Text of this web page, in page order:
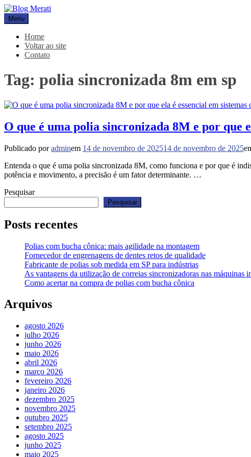
Pular
para
o
conteúdo
Blog Merati
Líder na fabricação de peças para Indústrias
Menu
Home
Voltar ao site
Contato
Tag: polia sincronizada 8m em sp
O que é uma polia sincronizada 8M e por que
Publicado poradminem 14 de novembro de 202514 de novembro de 2025
Entenda o que é uma polia sincronizada 8M, como funciona e por que é
potência e movimento, a precisão é um fator determinante. …
Pesquisar
Pesquisar
Posts recentes
Polias com bucha cônica: mais agilidade na montagem
Fornecedor de engrenagens de dentes retos de qualidade
Fabricante de polias sob medida em SP para indústrias
As vantagens da utilização de correias sincronizadoras nas máquinas
Como acertar na compra de polias com bucha cônica
Arquivos
agosto 2026
julho 2026
junho 2026
maio 2026
abril 2026
março 2026
fevereiro 2026
janeiro 2026
dezembro 2025
novembro 2025
outubro 2025
setembro 2025
agosto 2025
junho 2025
maio 2025